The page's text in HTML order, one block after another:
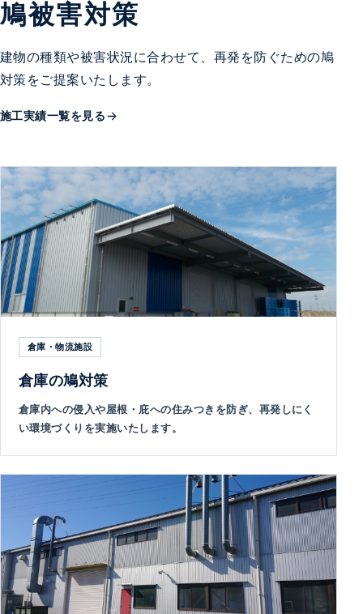
鳩被害対策
建物の種類や被害状況に合わせて、再発を防ぐための鳩
対策をご提案いたします。
施工実績一覧を見る
倉庫・物流施設
倉庫の鳩対策
倉庫内への侵入や屋根・庇への住みつきを防ぎ、再発しにく
い環境づくりを実施いたします。